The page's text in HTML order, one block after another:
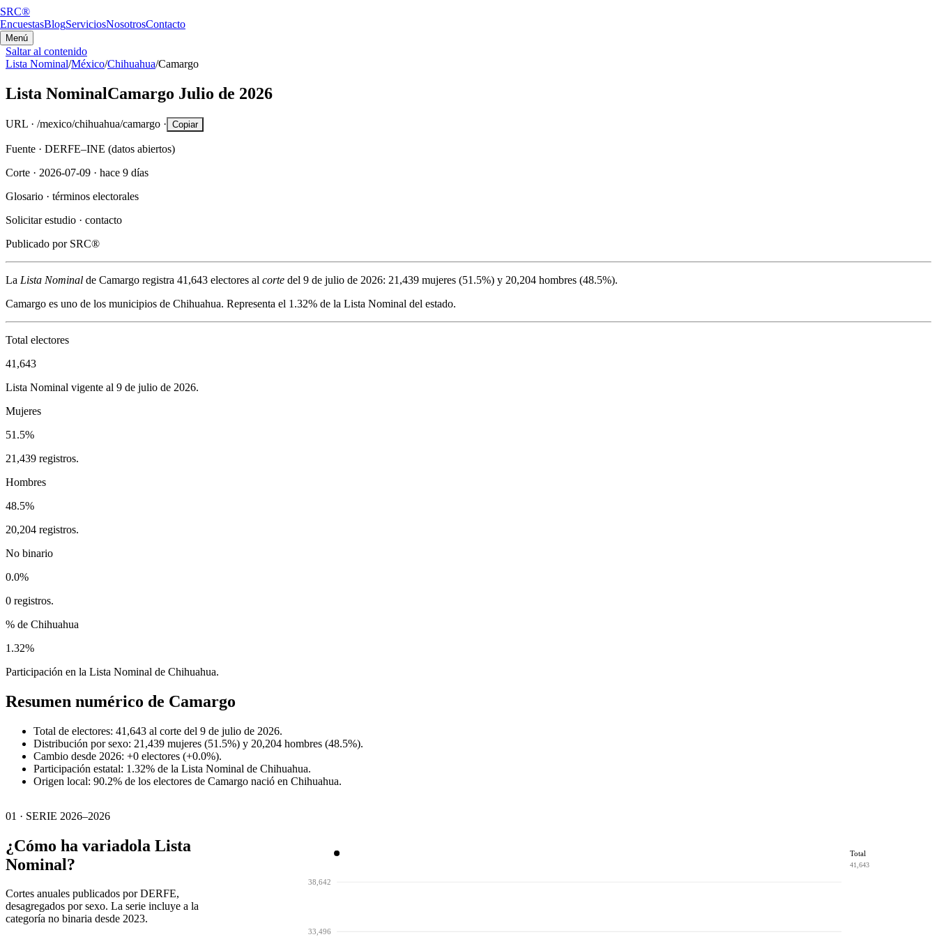
SRC®
EncuestasBlogServiciosNosotrosContacto
Menú
Saltar al contenido
Lista Nominal/México/Chihuahua/Camargo
Lista NominalCamargo Julio de 2026
URL · /mexico/chihuahua/camargo · Copiar
Fuente · DERFE–INE (datos abiertos)
Corte · 2026-07-09 · hace 9 días
Glosario · términos electorales
Solicitar estudio · contacto
Publicado por SRC®
La Lista Nominal de Camargo registra 41,643 electores al corte del 9 de julio de 2026: 21,439 mujeres (51.5%) y 20,204 hombres (48.5%).
Camargo es uno de los municipios de Chihuahua. Representa el 1.32% de la Lista Nominal del estado.
Total electores
41,643
Lista Nominal vigente al 9 de julio de 2026.
Mujeres
51.5%
21,439 registros.
Hombres
48.5%
20,204 registros.
No binario
0.0%
0 registros.
% de Chihuahua
1.32%
Participación en la Lista Nominal de Chihuahua.
Resumen numérico de Camargo
Total de electores: 41,643 al corte del 9 de julio de 2026.
Distribución por sexo: 21,439 mujeres (51.5%) y 20,204 hombres (48.5%).
Cambio desde 2026: +0 electores (+0.0%).
Participación estatal: 1.32% de la Lista Nominal de Chihuahua.
Origen local: 90.2% de los electores de Camargo nació en Chihuahua.
01 · SERIE 2026–2026
¿Cómo ha variadola Lista
Nominal?
Cortes anuales publicados por DERFE,
desagregados por sexo. La serie incluye a la
categoría no binaria desde 2023.
33,496
38,642
Total
41,643